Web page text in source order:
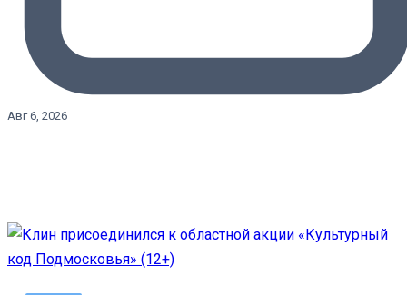
Авг 6, 2026